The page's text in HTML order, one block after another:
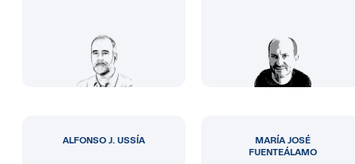
ALFONSO J. USSÍA
MARÍA JOSÉ
FUENTEÁLAMO